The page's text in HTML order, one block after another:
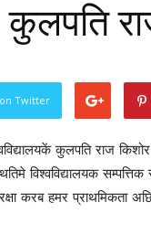
Twitter
कुलपति राज
विश्वविद्यालयक
करब हमर प्राथमिकता